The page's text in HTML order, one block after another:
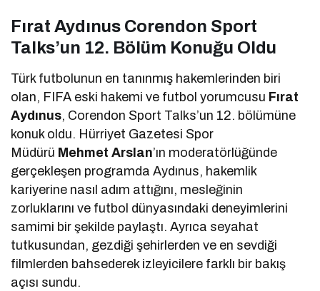
Fırat Aydınus Corendon Sport
Talks’un 12. Bölüm Konuğu Oldu
Türk futbolunun en tanınmış hakemlerinden biri
olan, FIFA eski hakemi ve futbol yorumcusu Fırat
Aydınus, Corendon Sport Talks’un 12. bölümüne
konuk oldu. Hürriyet Gazetesi Spor
Müdürü Mehmet Arslan’ın moderatörlüğünde
gerçekleşen programda Aydınus, hakemlik
kariyerine nasıl adım attığını, mesleğinin
zorluklarını ve futbol dünyasındaki deneyimlerini
samimi bir şekilde paylaştı. Ayrıca seyahat
tutkusundan, gezdiği şehirlerden ve en sevdiği
filmlerden bahsederek izleyicilere farklı bir bakış
açısı sundu.